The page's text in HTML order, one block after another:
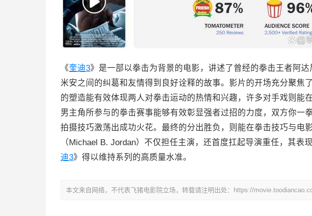
《奎迪3》是一部以拳击为背景的电影，讲述了曾经的拳击王者阿
米安之间的纠葛和友情得到良好诠释的故事。影片的开场充分聚焦
的塑造能有效体现两人对拳击运动的热情和兴趣，许多对手戏则能
男主角所参与的拳击赛事能够有效彰显强者过招的力度，双方你一
拍摄技巧激荡出成功火花。最终的分出胜负，则能在拳击技巧与电
（Michael B. Jordan）不仅担任主演，还首度扛起导演重任，其表
迪3》得以维持系列的高质量水准。
本文来自网络，不代表飞猪电影院立场，转载请注明出处：https://